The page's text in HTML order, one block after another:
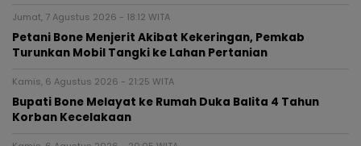
Jumat, 7 Agustus 2026 - 18:12 WITA
Petani Bone Menjerit Akibat Kekeringan, Pemkab
Turunkan Mobil Tangki ke Lahan Pertanian
Kamis, 6 Agustus 2026 - 21:25 WITA
Bupati Bone Melayat ke Rumah Duka Balita 4 Tahun
Korban Kecelakaan